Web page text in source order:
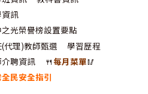
訊
光榮譽榜設置要點
代理)教師甄選
學習歷程
聘資訊
🍴每月菜單🥢
民安全指引